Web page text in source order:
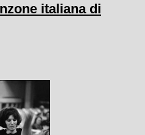
italiana di